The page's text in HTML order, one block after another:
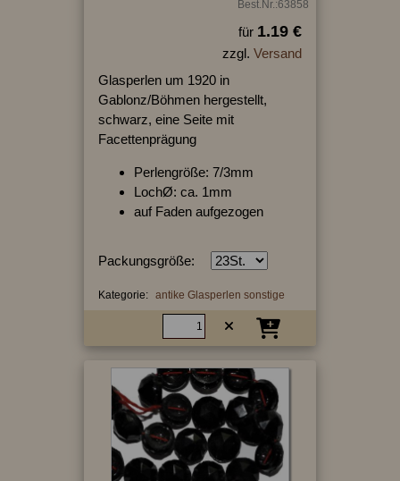
Best.Nr.:63858
für 1.19 €
zzgl. Versand
Glasperlen um 1920 in
Gablonz/Böhmen hergestellt,
schwarz, eine Seite mit
Facettenprägung
Perlengröße: 7/3mm
LochØ: ca. 1mm
auf Faden aufgezogen
Packungsgröße:
Kategorie: antike Glasperlen sonstige